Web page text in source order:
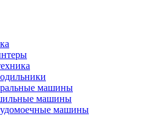
машины
машины
машины